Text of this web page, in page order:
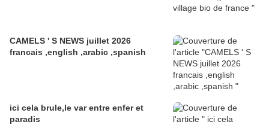
CAMELS ' S NEWS juillet 2026
francais ,english ,arabic ,spanish
ici cela brule,le var entre enfer et
paradis